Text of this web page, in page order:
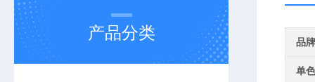
产品分类 品牌
单